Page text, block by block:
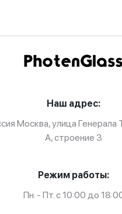
Наш адрес:
Москва, улица
А, строение 3
Режим работы:
Пн. - Пт. с 10:00 до